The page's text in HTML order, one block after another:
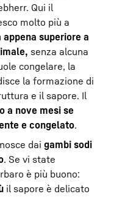
Qui il
molto più a
superiore a
senza alcuna
congelare, la
la formazione di
e il sapore. Il
a nove mesi se
e congelato.
dai gambi sodi
. Se vi state
è più buono:
il sapore è delicato